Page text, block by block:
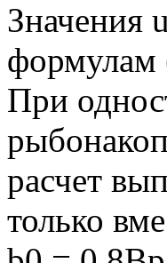
Значения
формулам
При
расчет
только